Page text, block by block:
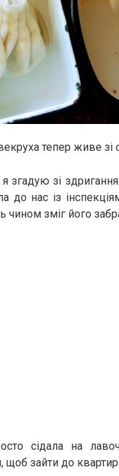
тепер живе
зі
до нас із
чином зміг його
сідала на
щоб зайти до